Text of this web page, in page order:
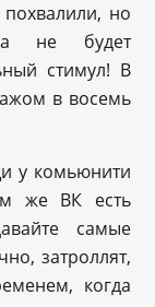
но
не будет
стимул! В
в восемь
у комьюнити
же ВК есть
самые
затроллят,
когда